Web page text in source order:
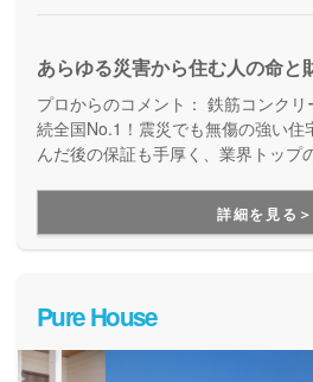
あらゆる災害から住む人の命と
プロからのコメント： 鉄筋コンクリ
続全国No.1！震災でも無傷の強い住
んだ後の保証も手厚く、業界トップ
した災害対策で安心できる家づくり
詳細を見る＞
Pure House